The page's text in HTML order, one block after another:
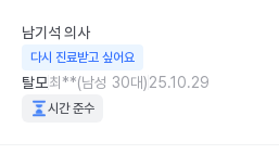
남기석 의사
다시 진료받고 싶어요
탈모최**(남성 30대)25.10.29
시간 준수